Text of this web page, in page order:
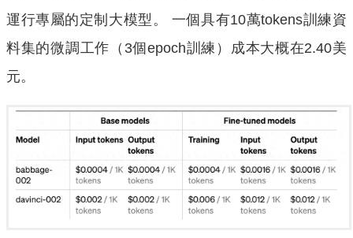
運行專屬的定制大模型。 一個具有10萬tokens訓練資
料集的微調工作（3個epoch訓練）成本大概在2.40美
元。